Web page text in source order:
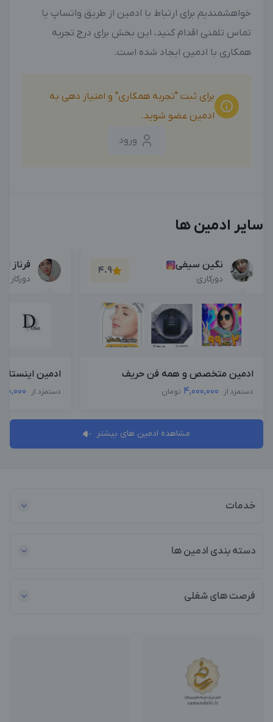
خواهشمندیم برای ارتباط با ادمین از طریق واتساپ یا
تماس تلفنی اقدام کنید، این بخش برای درج تجربه
همکاری با ادمین ایجاد شده است.
برای ثبت "تجربه همکاری" و امتیاز دهی به
ادمین عضو شوید.
ورود
سایر ادمین ها
نگین سیفی
دورکاری
4.9
ادمین متخصص و همه فن حریف
دستمزد از 4,000,000 تومان
فرناز
دورکاری
ادمین
دستمزد از
مشاهده ادمین های بیشتر
خدمات
دسته بندی ادمین ها
فرصت های شغلی